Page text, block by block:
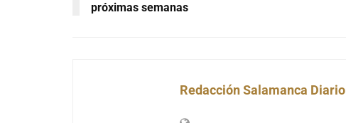
próximas semanas
Redacción Salamanca Diario